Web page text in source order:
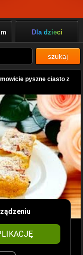
Dla dzieci
szukaj
pyszne ciasto z